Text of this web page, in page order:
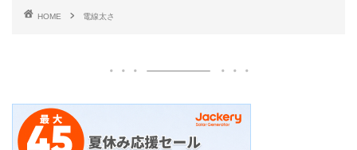
HOME 電線太さ